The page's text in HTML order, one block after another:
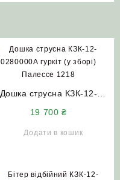
Дошка струсна КЗК-12-
19 700₴
Додати в кошик